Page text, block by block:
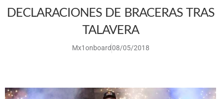
DECLARACIONES DE BRACERAS TRAS
TALAVERA
Mx1onboard08/05/2018